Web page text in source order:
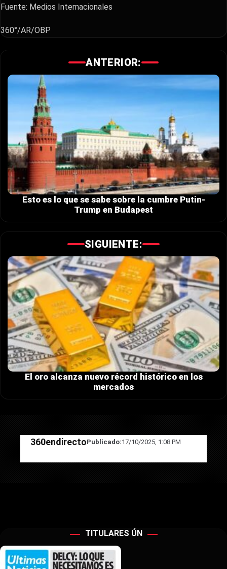
Fuente: Medios Internacionales
360°/AR/OBP
ANTERIOR:
Esto es lo que se sabe sobre la cumbre Putin-
Trump en Budapest
SIGUIENTE:
El oro alcanza nuevo récord histórico en los
mercados
360endirectoPublicado:17/10/2025, 1:08 PM
TITULARES ÚN